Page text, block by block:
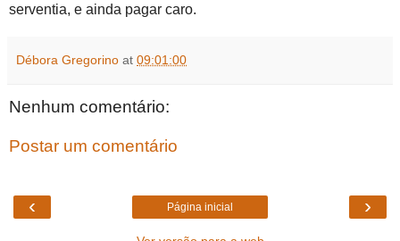
serventia, e ainda pagar caro.
Débora Gregorino at 09:01:00
Nenhum comentário:
Postar um comentário
‹ ›
Página inicial